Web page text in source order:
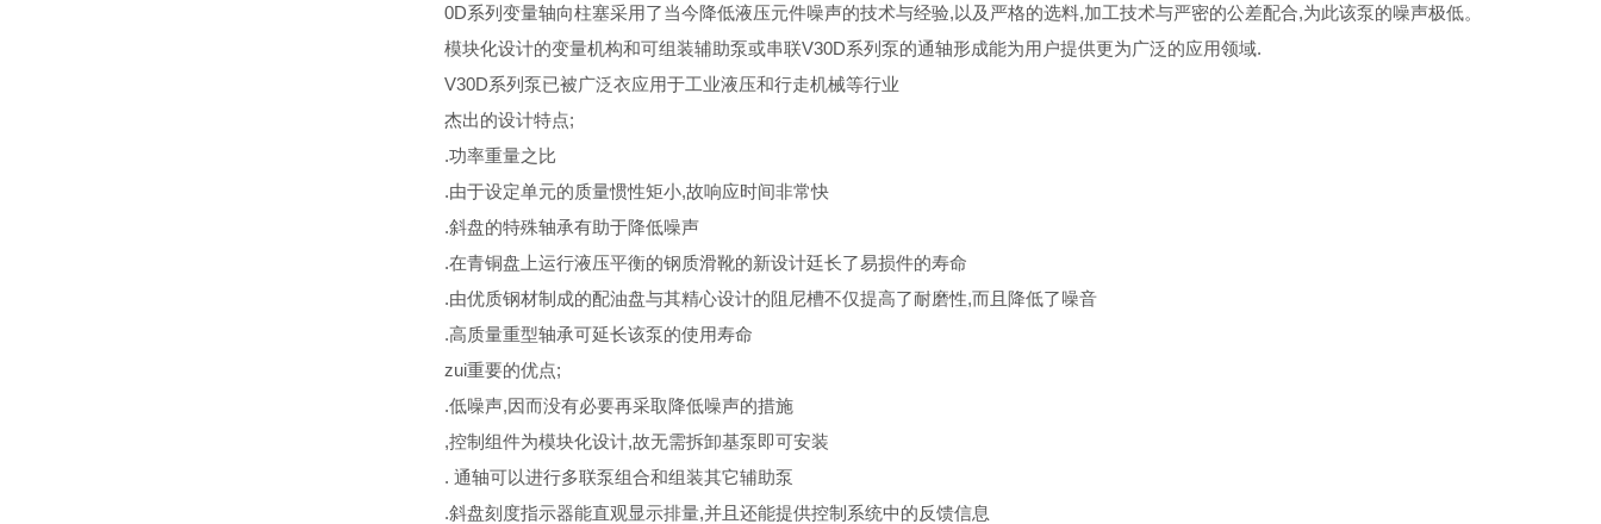
0D系列变量轴向柱塞采用了当今降低液压元件噪声的技术与经验,以及严格的选料,加工技术与严密的公差配合,为此该泵的噪声极低。
模块化设计的变量机构和可组装辅助泵或串联V30D系列泵的通轴形成能为用户提供更为广泛的应用领域.
V30D系列泵已被广泛衣应用于工业液压和行走机械等行业
杰出的设计特点;
.功率重量之比
.由于设定单元的质量惯性矩小,故响应时间非常快
.斜盘的特殊轴承有助于降低噪声
.在青铜盘上运行液压平衡的钢质滑靴的新设计廷长了易损件的寿命
.由优质钢材制成的配油盘与其精心设计的阻尼槽不仅提高了耐磨性,而且降低了噪音
.高质量重型轴承可延长该泵的使用寿命
zui重要的优点;
.低噪声,因而没有必要再采取降低噪声的措施
,控制组件为模块化设计,故无需拆卸基泵即可安装
. 通轴可以进行多联泵组合和组装其它辅助泵
.斜盘刻度指示器能直观显示排量,并且还能提供控制系统中的反馈信息